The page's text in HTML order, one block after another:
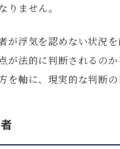
りません。
が浮気を認めない状況
が法的に判断されるの
を軸に、現実的な判断の